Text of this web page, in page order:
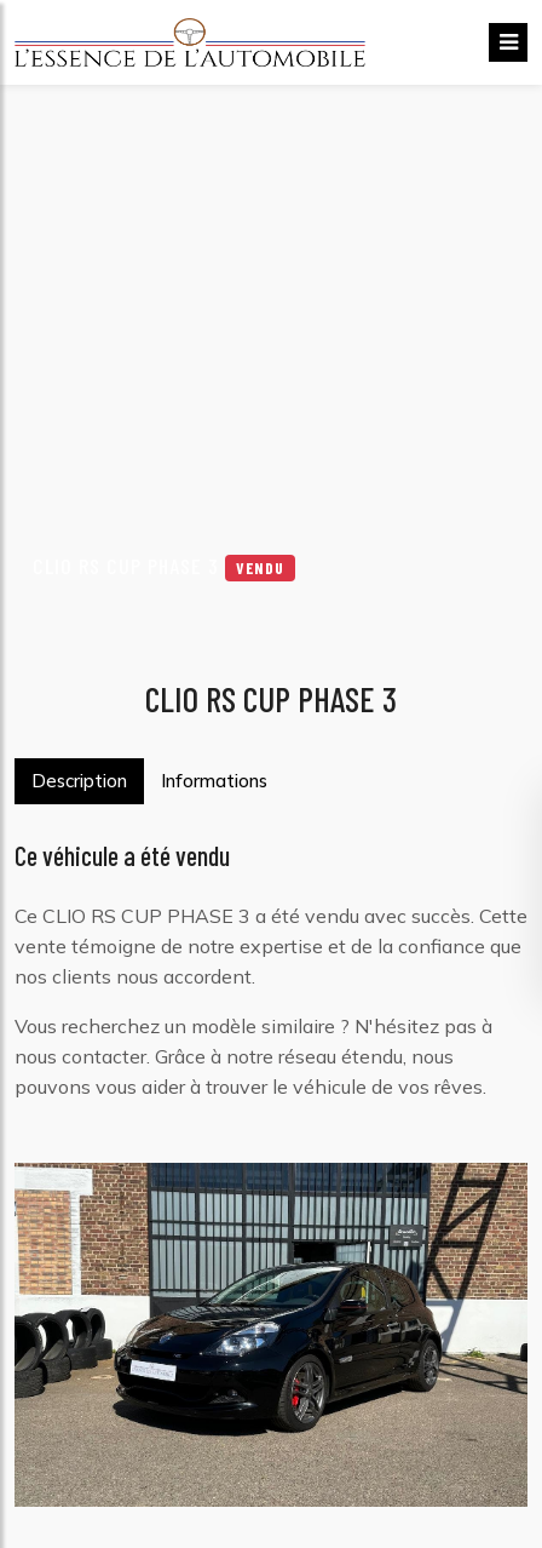
VENDU
CLIO RS CUP PHASE 3
Description Informations
Ce véhicule a été vendu
Ce CLIO RS CUP PHASE 3 a été vendu avec succès. Cette
vente témoigne de notre expertise et de la confiance que
nos clients nous accordent.
Vous recherchez un modèle similaire ? N'hésitez pas à
nous contacter. Grâce à notre réseau étendu, nous
pouvons vous aider à trouver le véhicule de vos rêves.